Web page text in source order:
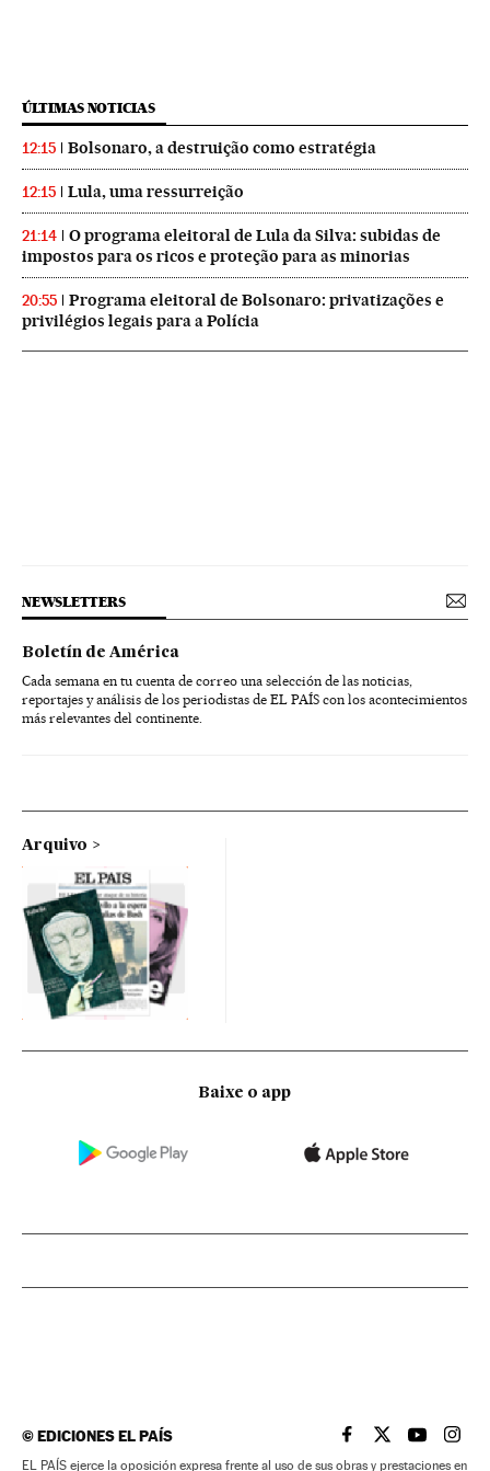
ÚLTIMAS NOTICIAS
12:15 Bolsonaro, a destruição como estratégia
12:15 Lula, uma ressurreição
21:14
O programa eleitoral de Lula da Silva: subidas de
impostos para os ricos e proteção para as minorias
20:55
Programa eleitoral de Bolsonaro: privatizações e
privilégios legais para a Polícia
NEWSLETTERS
Boletín de América
Cada semana en tu cuenta de correo una selección de las noticias,
reportajes y análisis de los periodistas de EL PAÍS con los acontecimientos
más relevantes del continente.
Arquivo
Baixe o app
©EDICIONES EL PAÍS EL PAÍS BRASIL EN
EL PAÍSEL PAÍS
EL
EL PAÍS ejerce la oposición expresa frente al uso de sus obras y prestaciones en